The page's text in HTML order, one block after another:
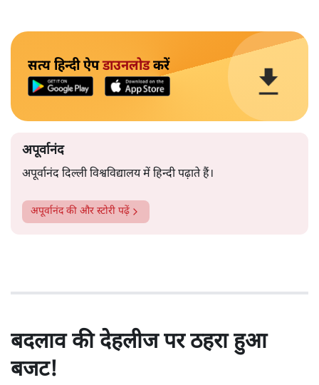
सत्य हिन्दी ऐपडाउनलोडकरें
अपूर्वानंद
अपूर्वानंद दिल्ली विश्वविद्यालय में हिन्दी पढ़ाते हैं।
अपूर्वानंदकी और स्टोरी पढ़ें
बदलाव की देहलीज पर ठहरा हुआ
बजट!